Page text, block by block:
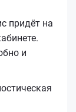
придёт на
и